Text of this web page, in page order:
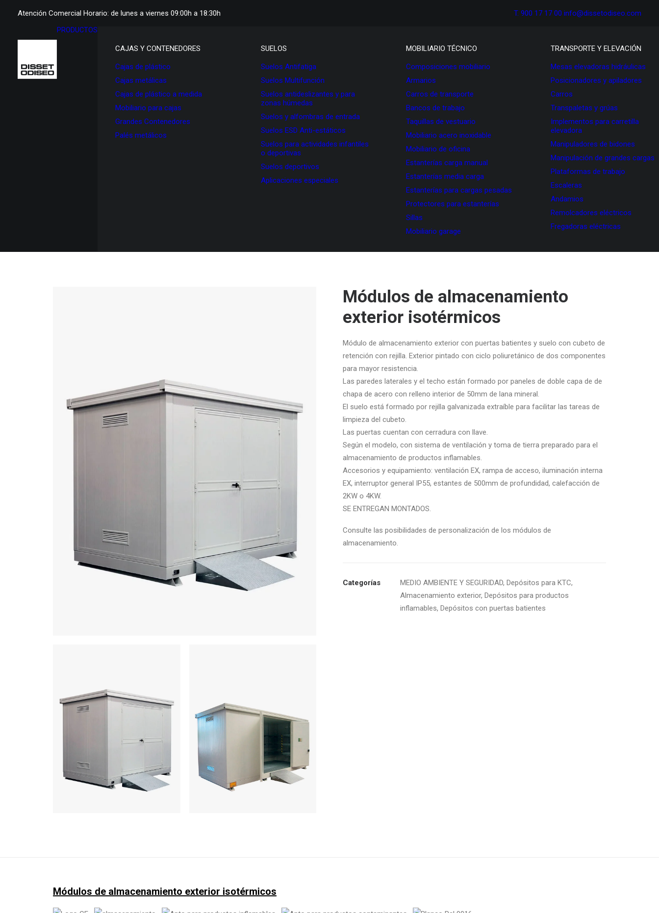
Atención Comercial Horario: de lunes a viernes 09:00h a 18:30h T. 900 17 17 00 info@dissetodiseo.com
PRODUCTOS
CAJAS Y CONTENEDORES
Cajas de plástico
Cajas metálicas
Cajas de plástico a medida
Mobiliario para cajas
Grandes Contenedores
Palés metálicos
SUELOS
Suelos Antifatiga
Suelos Multifunción
Suelos antideslizantes y para
zonas húmedas
Suelos y alfombras de entrada
Suelos ESD Anti-estáticos
Suelos para actividades infantiles
o deportivas
Suelos deportivos
Aplicaciones especiales
MOBILIARIO TÉCNICO
Composiciones mobiliario
Armarios
Carros de transporte
Bancos de trabajo
Taquillas de vestuario
Mobiliario acero inoxidable
Mobiliario de oficina
Estanterías carga manual
Estanterías media carga
Estanterías para cargas pesadas
Protectores para estanterías
Sillas
Mobiliario garage
TRANSPORTE Y ELEVACIÓN
Mesas elevadoras hidráulicas
Posicionadores y apiladores
Carros
Transpaletas y grúas
Implementos para carretilla
elevadora
Manipuladores de bidones
Manipulación de grandes cargas
Plataformas de trabajo
Escaleras
Andamios
Remolcadores eléctricos
Fregadoras eléctricas
Módulos de almacenamiento
exterior isotérmicos
Módulo de almacenamiento exterior con puertas batientes y suelo con cubeto de
retención con rejilla. Exterior pintado con ciclo poliuretánico de dos componentes
para mayor resistencia.
Las paredes laterales y el techo están formado por paneles de doble capa de de
chapa de acero con relleno interior de 50mm de lana mineral.
El suelo está formado por rejilla galvanizada extraíble para facilitar las tareas de
limpieza del cubeto.
Las puertas cuentan con cerradura con llave.
Según el modelo, con sistema de ventilación y toma de tierra preparado para el
almacenamiento de productos inflamables.
Accesorios y equipamiento: ventilación EX, rampa de acceso, iluminación interna
EX, interruptor general IP55, estantes de 500mm de profundidad, calefacción de
2KW o 4KW.
SE ENTREGAN MONTADOS.
Consulte las posibilidades de personalización de los módulos de
almacenamiento.
Categorías MEDIO AMBIENTE Y SEGURIDAD, Depósitos para KTC,
Almacenamiento exterior, Depósitos para productos
inflamables, Depósitos con puertas batientes
Módulos de almacenamiento exterior isotérmicos